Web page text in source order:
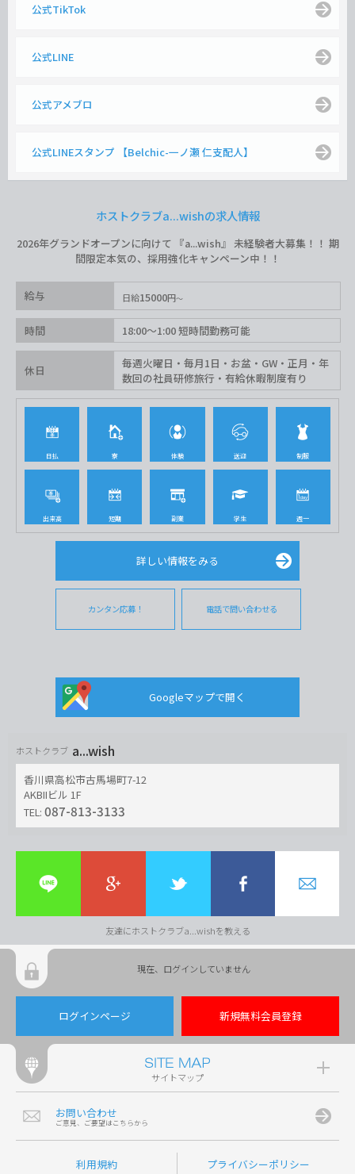
公式TikTok
公式LINE
公式アメブロ
公式LINEスタンプ 【Belchic-一ノ瀬 仁支配人】
ホストクラブa...wishの求人情報
2026年グランドオープンに向けて 『a...wish』 未経験者大募集！！ 期
間限定本気の、採用強化キャンペーン中！！
給与 日給15000円
時間 18:00〜1:00 短時間勤務可能
休日
毎週火曜日・毎月1日・お盆・GW・正月・年
数回の社員研修旅行・有給休暇制度有り
日払 寮 体験 送迎 制服
出来高 短期 副業 学生 週一
詳しい情報をみる
カンタン応募！ 電話で問い合わせる
Googleマップで開く
ホストクラブ a...wish
香川県高松市古馬場町7-12
AKBIIビル 1F
TEL: 087-813-3133
友達にホストクラブa...wishを教える
現在、ログインしていません
ログインページ 新規無料会員登録
サイトマップ
お問い合わせ
ご意見、ご要望はこちらから
利用規約 プライバシーポリシー